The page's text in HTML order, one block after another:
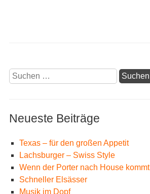
Suchen
nach:
Neueste Beiträge
Texas – für den großen Appetit
Lachsburger – Swiss Style
Wenn der Porter nach House kommt
Schneller Elsässer
Musik im Dopf